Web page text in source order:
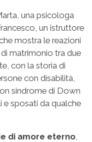
una psicologa
un istruttore
mostra le reazioni
matrimonio tra due
con la storia di
con disabilità,
sindrome di Down
e sposati da qualche
di amore eterno